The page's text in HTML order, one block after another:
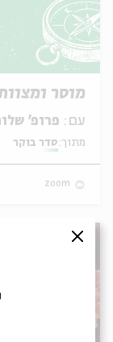
מוסר
עם:
מתוך: סדר בוקר
zoom
סגור